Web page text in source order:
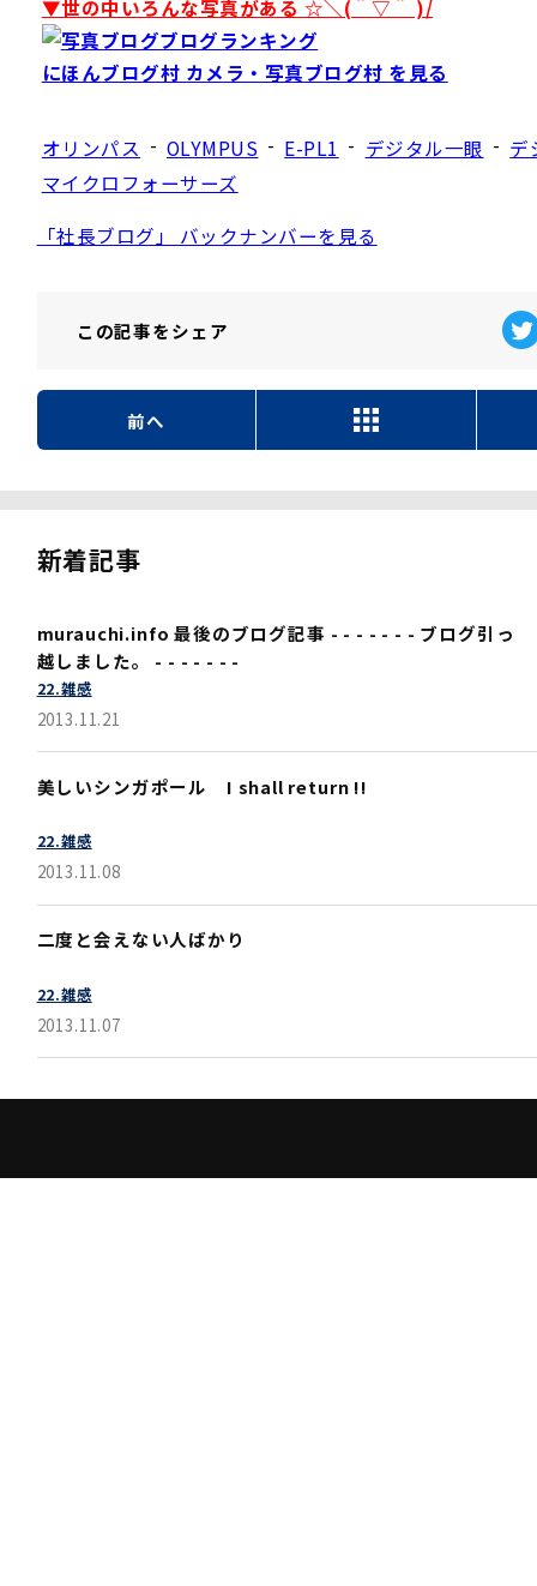
▼世の中いろんな写真がある ☆＼(＾▽＾ )/
にほんブログ村 カメラ・写真ブログ村 を見る
オリンパス - OLYMPUS - E-PL1 - デジタル一眼 - デ
マイクロフォーサーズ
「社長ブログ」 バックナンバーを見る
この記事をシェア
前へ
新着記事
murauchi.info 最後のブログ記事 - - - - - - - ブログ引っ
越しました。 - - - - - - -
22.雑感
2013.11.21
美しいシンガポール I shall return !!
22.雑感
2013.11.08
二度と会えない人ばかり
22.雑感
2013.11.07